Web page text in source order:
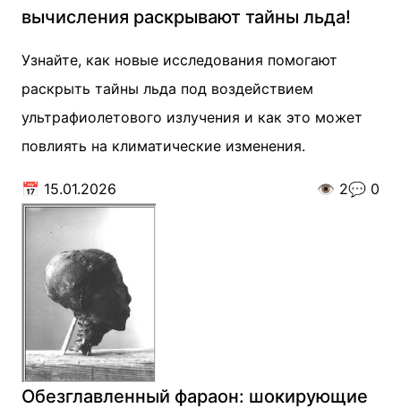
вычисления раскрывают тайны льда!
Узнайте, как новые исследования помогают
раскрыть тайны льда под воздействием
ультрафиолетового излучения и как это может
повлиять на климатические изменения.
📅 15.01.2026 👁️ 2💬 0
Обезглавленный фараон: шокирующие